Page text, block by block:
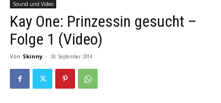
Sound und Video
Kay One: Prinzessin gesucht –
Folge 1 (Video)
Von Skinny - 30. September 2014